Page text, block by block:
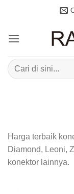
Search
for:
Harga terbaik
Diamond, Leoni,
konektor lainnya.